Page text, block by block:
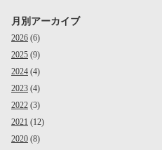
月別アーカイブ
2026 (6)
2025 (9)
2024 (4)
2023 (4)
2022 (3)
2021 (12)
2020 (8)